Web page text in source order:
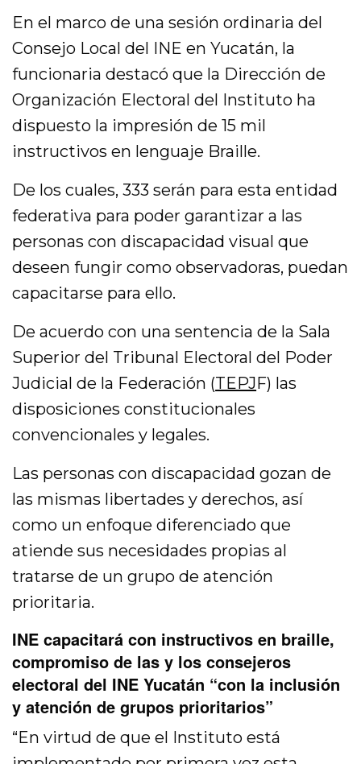
En el marco de una sesión ordinaria del
Consejo Local del INE en Yucatán, la
funcionaria destacó que la Dirección de
Organización Electoral del Instituto ha
dispuesto la impresión de 15 mil
instructivos en lenguaje Braille.
De los cuales, 333 serán para esta entidad
federativa para poder garantizar a las
personas con discapacidad visual que
deseen fungir como observadoras, puedan
capacitarse para ello.
De acuerdo con una sentencia de la Sala
Superior del Tribunal Electoral del Poder
Judicial de la Federación (TEPJF) las
disposiciones constitucionales
convencionales y legales.
Las personas con discapacidad gozan de
las mismas libertades y derechos, así
como un enfoque diferenciado que
atiende sus necesidades propias al
tratarse de un grupo de atención
prioritaria.
INE capacitará con instructivos en braille,
compromiso de las y los consejeros
electoral del INE Yucatán “con la inclusión
y atención de grupos prioritarios”
“En virtud de que el Instituto está